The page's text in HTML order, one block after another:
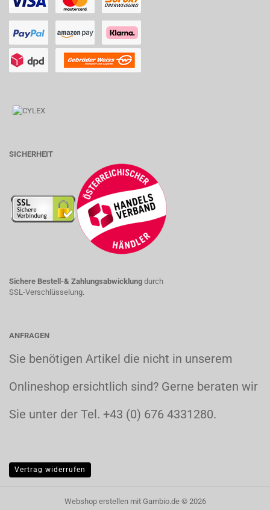
SICHERHEIT
Sichere Bestell-& Zahlungsabwicklung durch
SSL-Verschlüsselung.
ANFRAGEN
Sie benötigen Artikel die nicht in unserem
Onlineshop ersichtlich sind? Gerne beraten wir
Sie unter der Tel. +43 (0) 676 4331280.
Vertrag widerrufen
Webshop erstellenmit Gambio.de © 2026